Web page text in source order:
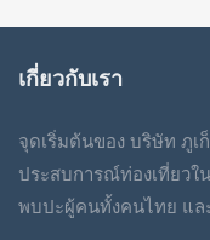
เกี่ยวกับเรา
จุดเริ่มต้นของ บริษัท ภูเ
ประสบการณ์ท่องเที่ยวใ
พบปะผู้คนทั้งคนไทย แล